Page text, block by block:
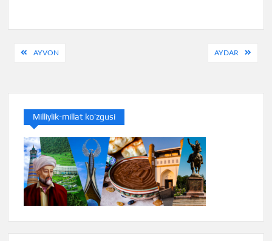
PostAYVON AYDAR
Milliylik-millat ko’zgusi